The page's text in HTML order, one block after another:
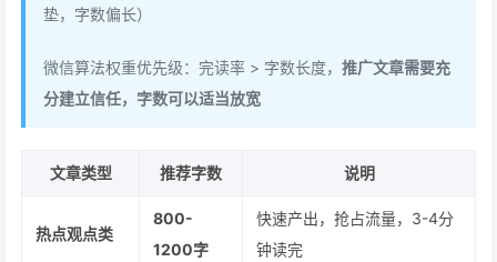
垫，字数偏长）
微信算法权重优先级：完读率 > 字数长度， 推广文章需要充
分建立信任，字数可以适当放宽
文章类型 推荐字数 说明
热点观点类
800-
1200字
快速产出，抢占流量，3-4分
钟读完